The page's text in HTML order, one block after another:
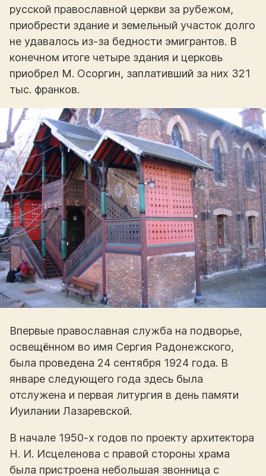
русской православной церкви за рубежом,
приобрести здание и земельный участок долго
не удавалось из-за бедности эмигрантов. В
конечном итоге четыре здания и церковь
приобрел М. Осоргин, заплативший за них 321
тыс. франков.
Впервые православная служба на подворье,
освещённом во имя Сергия Радонежского,
была проведена 24 сентября 1924 года. В
январе следующего года здесь была
отслужена и первая литургия в день памяти
Иуилании Лазаревской.
В начале 1950-х годов по проекту архитектора
Н. И. Исцеленова с правой стороны храма
была пристроена небольшая звонница с